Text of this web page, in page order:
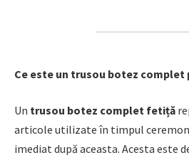
Ce este un trusou botez
Un trusou botez complet fetiță
articole utilizate în timpul
imediat după aceasta. Acesta este